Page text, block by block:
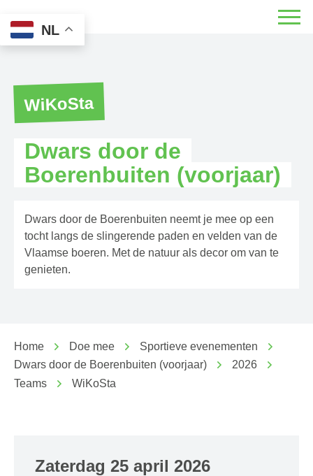
WiKoSta
Dwars door de
Boerenbuiten (voorjaar)
Dwars door de Boerenbuiten neemt je mee op een
tocht langs de slingerende paden en velden van de
Vlaamse boeren. Met de natuur als decor om van te
genieten.
Home Doe mee
Sportieve evenementen
Dwars door de Boerenbuiten (voorjaar)
2026
Teams
WiKoSta
zaterdag 25 april 2026
NL